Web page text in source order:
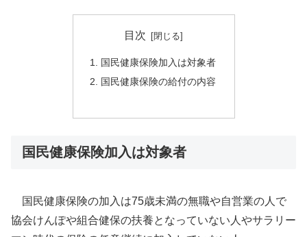
目次
国民健康保険加入は対象者
国民健康保険の給付の内容
国民健康保険加入は対象者
国民健康保険の加入は75歳未満の無職や自営業の人で
協会けんぽや組合健保の扶養となっていない人やサラリー